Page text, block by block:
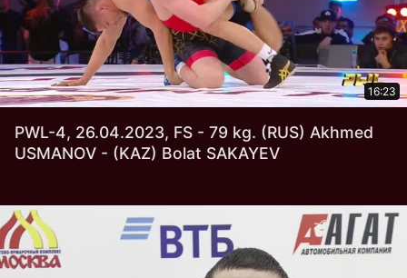
16:23
PWL-4, 26.04.2023, FS - 79 kg. (RUS) Akhmed
USMANOV - (KAZ) Bolat SAKAYEV